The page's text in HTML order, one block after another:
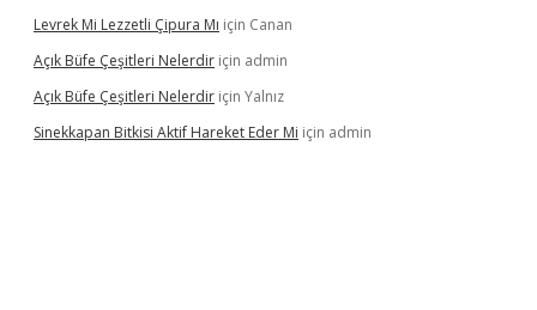
Levrek Mi Lezzetli Çipura Mı için Canan
Açık Büfe Çeşitleri Nelerdir için admin
Açık Büfe Çeşitleri Nelerdir için Yalnız
Sinekkapan Bitkisi Aktif Hareket Eder Mi için admin